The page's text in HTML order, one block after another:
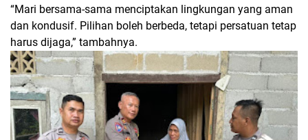
“Mari bersama-sama menciptakan lingkungan yang aman
dan kondusif. Pilihan boleh berbeda, tetapi persatuan tetap
harus dijaga,” tambahnya.